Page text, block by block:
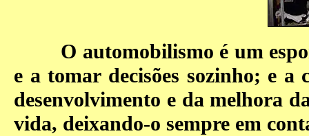
O automobilismo é um
e a tomar decisões sozinho; e a
desenvolvimento e da melhora
vida, deixando-o sempre em